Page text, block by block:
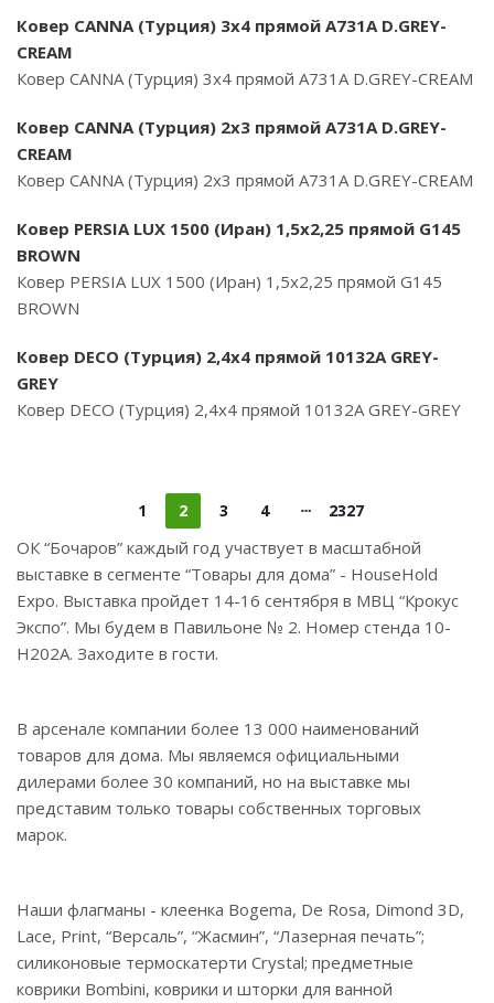
Ковер CANNA (Турция) 3х4 прямой A731A D.GREY-
CREAM
Ковер CANNA (Турция) 3х4 прямой A731A D.GREY-CREAM
Ковер CANNA (Турция) 2х3 прямой A731A D.GREY-
CREAM
Ковер CANNA (Турция) 2х3 прямой A731A D.GREY-CREAM
Ковер PERSIA LUX 1500 (Иран) 1,5х2,25 прямой G145
BROWN
Ковер PERSIA LUX 1500 (Иран) 1,5х2,25 прямой G145
BROWN
Ковер DECO (Турция) 2,4х4 прямой 10132A GREY-
GREY
Ковер DECO (Турция) 2,4х4 прямой 10132A GREY-GREY
1 2 3 4 2327
ОК “Бочаров” каждый год участвует в масштабной
выставке в сегменте “Товары для дома” - HouseHold
Expo. Выставка пройдет 14-16 сентября в МВЦ “Крокус
Экспо”. Мы будем в Павильоне № 2. Номер стенда 10-
Н202А. Заходите в гости.
В арсенале компании более 13 000 наименований
товаров для дома. Мы являемся официальными
дилерами более 30 компаний, но на выставке мы
представим только товары собственных торговых
марок.
Наши флагманы - клеенка Bogema, De Rosa, Dimond 3D,
Lace, Print, “Версаль”, “Жасмин”, “Лазерная печать”;
силиконовые термоскатерти Crystal; предметные
коврики Bombini, коврики и шторки для ванной